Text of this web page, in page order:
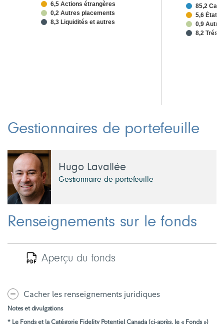
6,5 Actions étrangères
0,2 Autres placements
8,3 Liquidités et autres
85,2
5,6 États-
0,9
8,2
Gestionnaires de portefeuille
Hugo Lavallée
Gestionnaire de portefeuille
Renseignements sur le fonds
Aperçu du fonds
Cacher les renseignements juridiques
Notes et divulgations
* Le Fonds et la Catégorie Fidelity Potentiel Canada (ci-après, le « Fonds »)